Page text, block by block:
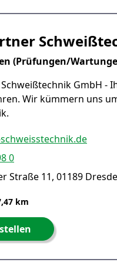
(Prüfungen/
GmbH -
Wir kümmern uns
0
Straße 11, 01189
km